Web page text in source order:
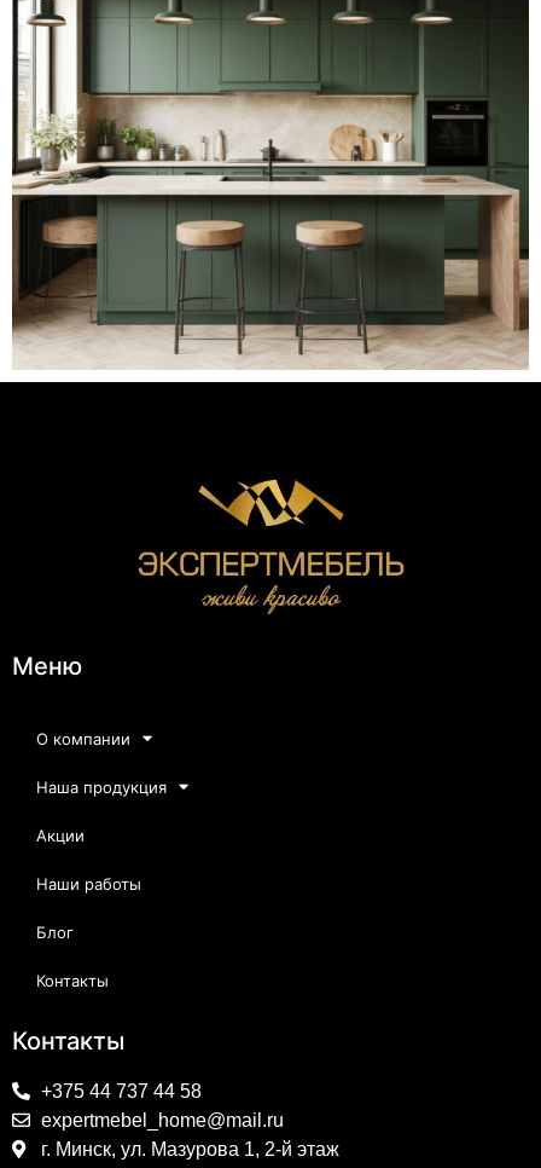
Меню
О компании
Наша продукция
Акции
Наши работы
Блог
Контакты
Контакты
+375 44 737 44 58
expertmebel_home@mail.ru
г. Минск, ул. Мазурова 1, 2-й этаж